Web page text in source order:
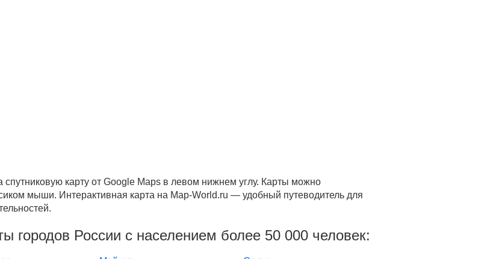
спутниковую карту от Google Maps в левом нижнем углу. Карты можно
мыши. Интерактивная карта на Map-World.ru — удобный путеводитель для
городов России с населением более 50 000 человек: